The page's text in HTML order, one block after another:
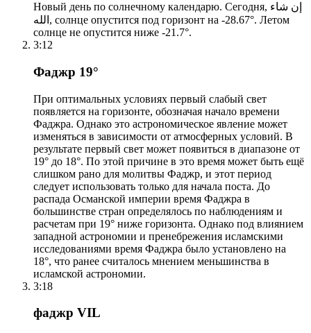
Новый день по солнечному календарю. Сегодня, إن شاء
الله, солнце опустится под горизонт на -28.67°. Летом
солнце не опустится ниже -21.7°.
3:12
Фаджр 19°
При оптимальных условиях первый слабый свет
появляется на горизонте, обозначая начало времени
Фаджра. Однако это астрономическое явление может
изменяться в зависимости от атмосферных условий. В
результате первый свет может появиться в диапазоне от
19° до 18°. По этой причине в это время может быть ещё
слишком рано для молитвы Фаджр, и этот период
следует использовать только для начала поста. До
распада Османской империи время Фаджра в
большинстве стран определялось по наблюдениям и
расчетам при 19° ниже горизонта. Однако под влиянием
западной астрономии и пренебрежения исламскими
исследованиями время Фаджра было установлено на
18°, что ранее считалось мнением меньшинства в
исламской астрономии.
3:18
фаджр VIL